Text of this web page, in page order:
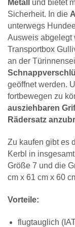
Metall
und bietet
Sicherheit. In die
unterwegs
Ausweis abgelegt
Transportbox
an der
geöffnet werden.
fortbewegen zu
ausziehbaren
Rädersatz
Zu kaufen gibt es
Kerbl in
Größe 7 und die
cm x 61 cm x 60
Vorteile:
flugtauglich